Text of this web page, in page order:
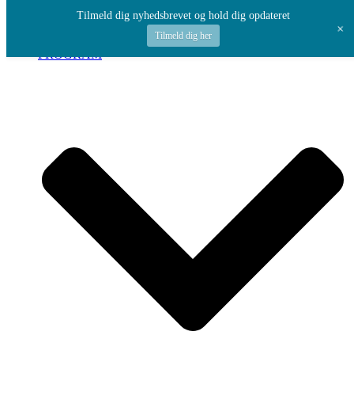
Spring til indhold
PROGRAM
Tilmeld dig nyhedsbrevet og hold dig opdateret
Tilmeld dig her +